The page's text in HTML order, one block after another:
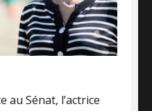
au Sénat, l’actrice